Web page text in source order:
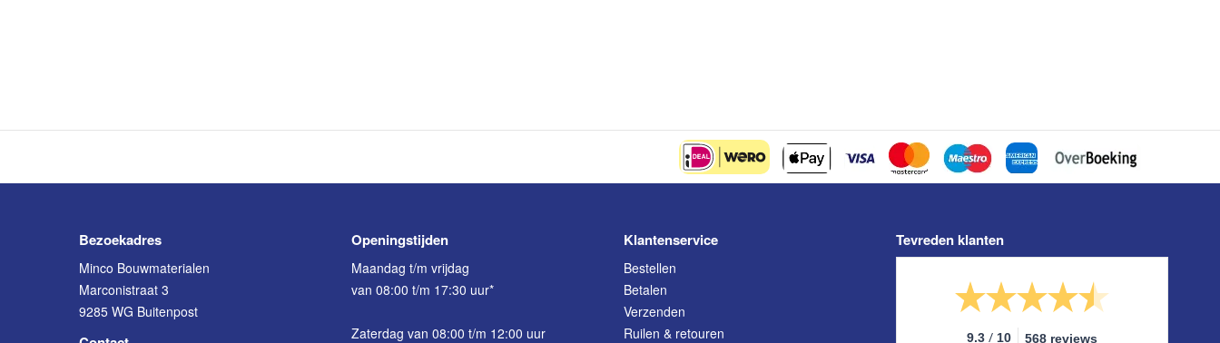
Bezoekadres
Minco Bouwmaterialen
Marconistraat 3
9285 WG Buitenpost
Openingstijden
Maandag t/m vrijdag
van 08:00 t/m 17:30 uur*
Zaterdag van 08:00 t/m 12:00 uur
Klantenservice
Bestellen
Betalen
Verzenden
Ruilen & retouren
Tevreden klanten
9.3 / 10 568 reviews